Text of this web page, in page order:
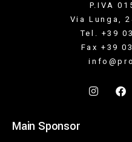
P.IVA
Via Lunga,
Tel. +39
Fax +39
Main Sponsor